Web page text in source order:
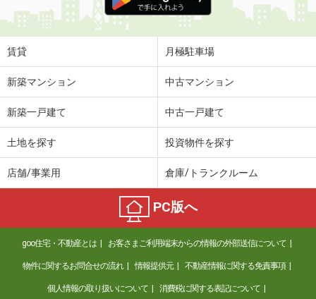
賃貸 月極駐車場
新築マンション 中古マンション
新築一戸建て 中古一戸建て
土地を探す 投資物件を探す
店舗/事業用 倉庫/トランクルーム
PC版へ
goo住宅・不動産とは お客さまご利用端末からの情報の外部送信について
物件に関するお問合せの流れ 情報提供元 不動産情報に関する免責事項
個人情報の取り扱いについて 消費税に関する表記について